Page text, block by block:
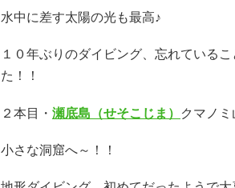
水中に差す太陽の光も最高♪
１０年ぶりのダイビング、忘れている
た！！
２本目・ 瀬底島（せそこじま） クマノミ
小さな洞窟へ～！！